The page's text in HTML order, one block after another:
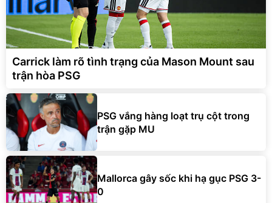
Carrick làm rõ tình trạng của Mason Mount sau
trận hòa PSG
PSG vắng hàng loạt trụ cột trong
trận gặp MU
Mallorca gây sốc khi hạ gục PSG 3-
0